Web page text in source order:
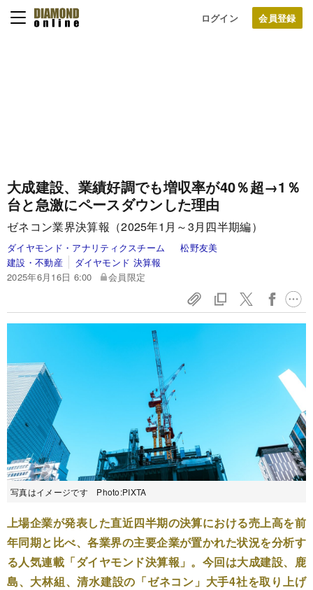
ログイン
大成建設、業績好調でも増収率が40％超→1％
台と急激にペースダウンした理由
ゼネコン業界決算報（2025年1月～3月四半期編）
ダイヤモンド・アナリティクスチーム
松野友美
建設・不動産
ダイヤモンド 決算報
2025年6月16日 6:00
会員限定
写真はイメージです Photo:PIXTA
上場企業が発表した直近四半期の決算における売上高を前
年同期と比べ、各業界の主要企業が置かれた状況を分析す
る人気連載「ダイヤモンド決算報」。今回は大成建設、鹿
島、大林組、清水建設の「ゼネコン」大手4社を取り上げ